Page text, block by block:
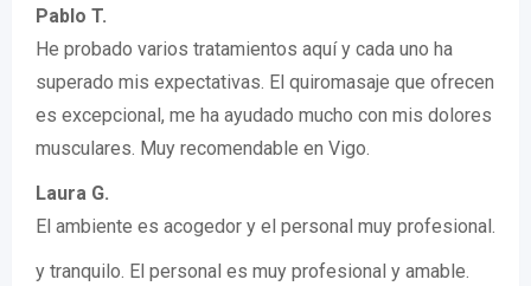
Pablo T.
He probado varios tratamientos aquí y cada uno ha
superado mis expectativas. El quiromasaje que ofrecen
es excepcional, me ha ayudado mucho con mis dolores
musculares. Muy recomendable en Vigo.
Laura G.
El ambiente es acogedor y el personal muy profesional.
y tranquilo. El personal es muy profesional y amable.